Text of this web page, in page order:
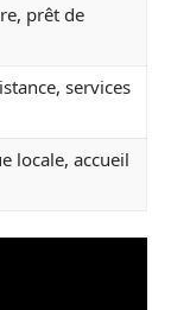
prêt de
services
locale, accueil